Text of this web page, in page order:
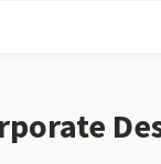
Design?
Corporate